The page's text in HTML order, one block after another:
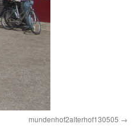
mundenhof2alterhof130505